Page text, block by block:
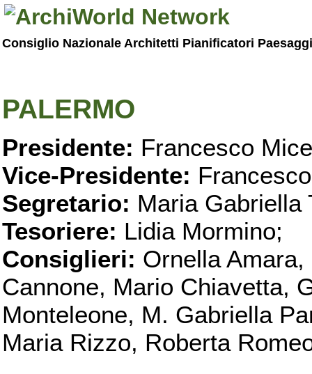
Consiglio Nazionale Architetti Pianificatori
PALERMO
Presidente: Francesco
Vice-Presidente:
Segretario: Maria Gabriella
Tesoriere: Lidia Mormino;
Consiglieri: Ornella
Cannone, Mario Chiavetta,
Monteleone, M. Gabriella
Maria Rizzo, Roberta